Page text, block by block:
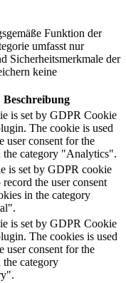
Funktion der
umfasst nur
Sicherheitsmerkmale der
keine
Beschreibung
is set by GDPR Cookie
The cookie is used
user consent for the
the category "Analytics".
is set by GDPR cookie
record the user consent
in the category
is set by GDPR Cookie
The cookies is used
user consent for the
category